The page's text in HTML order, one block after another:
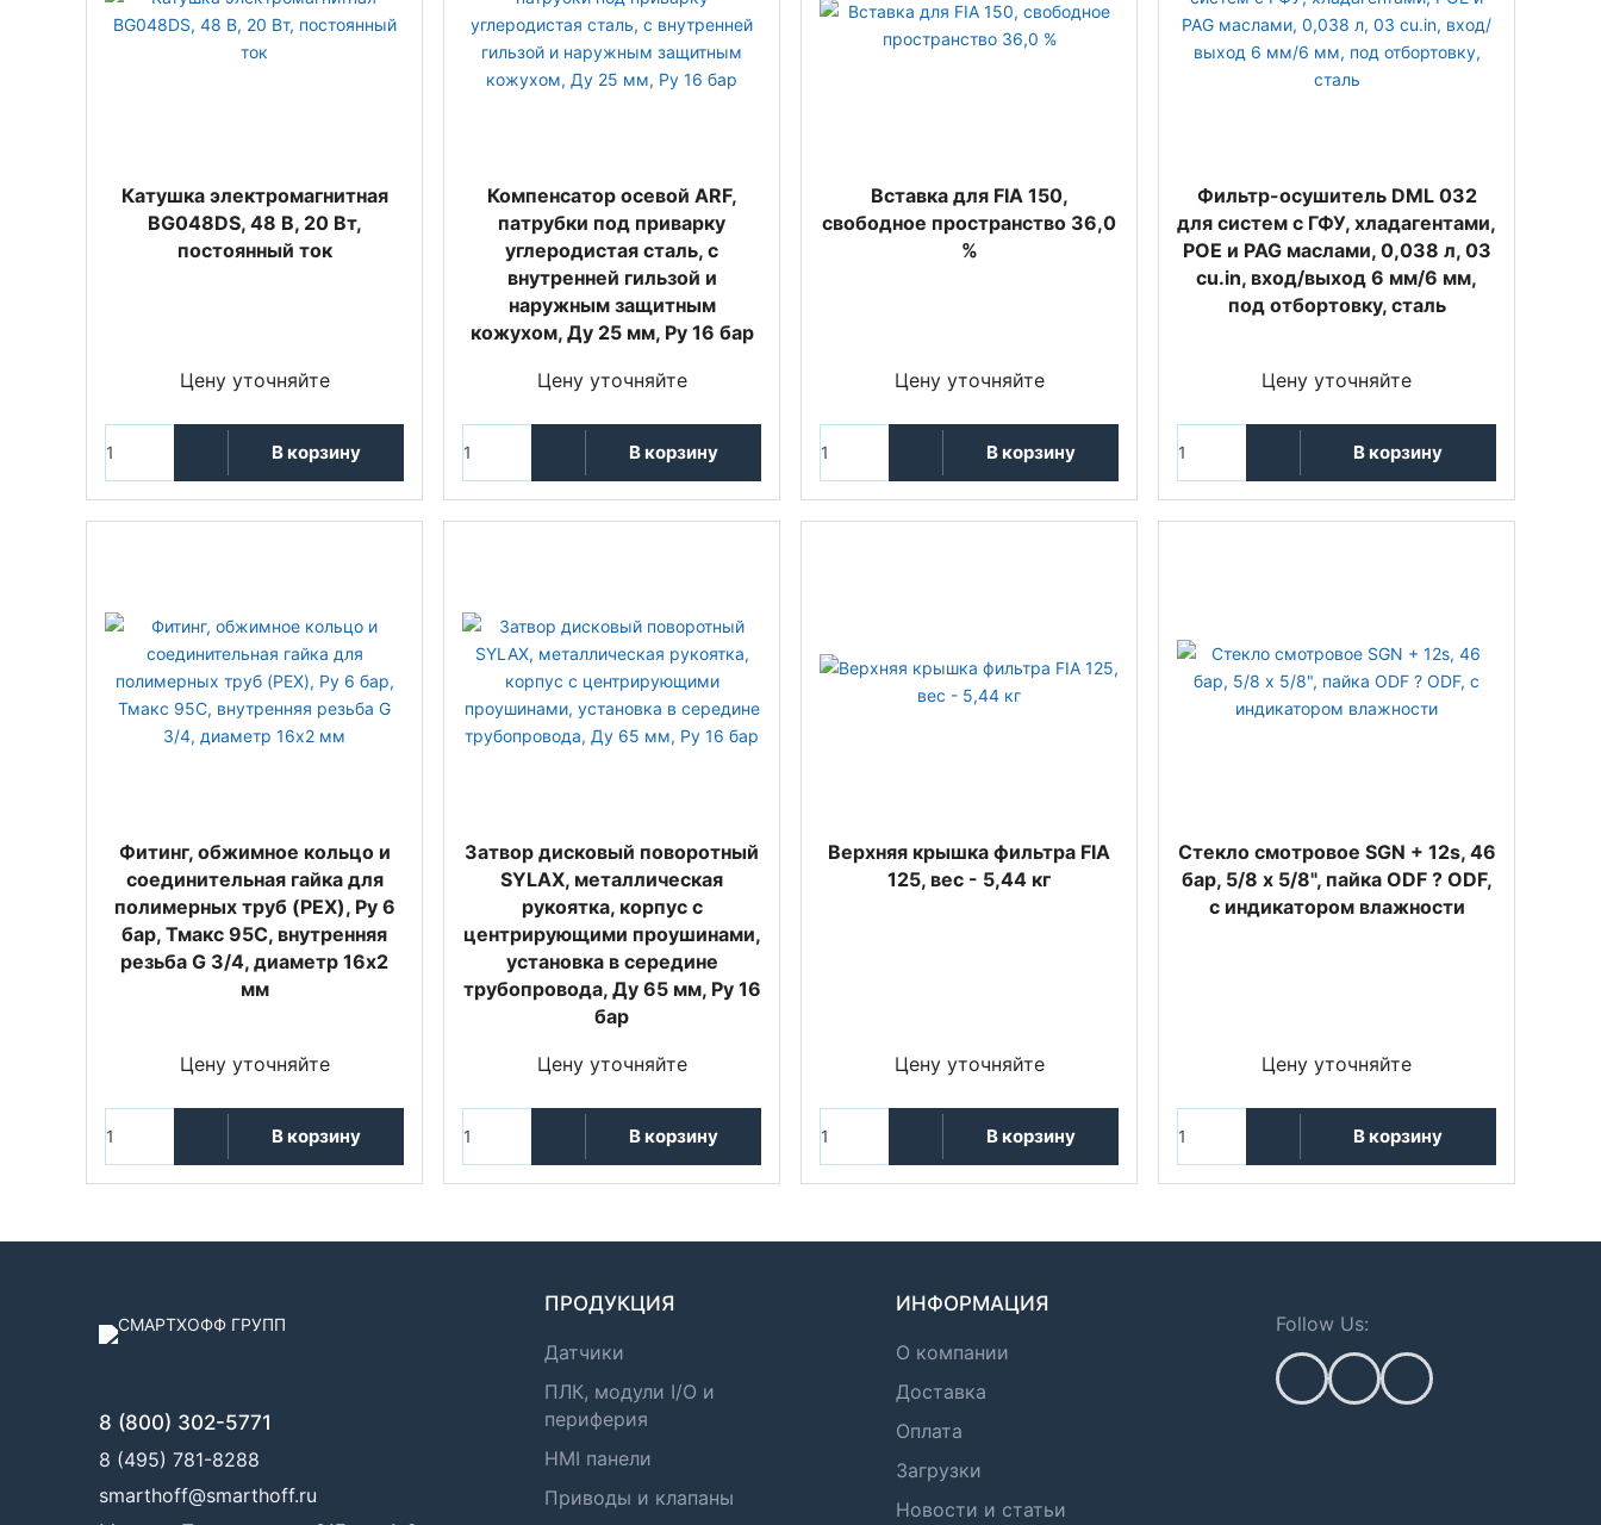
Катушка электромагнитная
BG048DS, 48 В, 20 Вт,
постоянный ток
Цену уточняйте
В корзину
Компенсатор осевой ARF,
патрубки под приварку
углеродистая сталь, с
внутренней гильзой и
наружным защитным
кожухом, Ду 25 мм, Ру 16 бар
Цену уточняйте
В корзину
Вставка для FIA 150,
свободное пространство 36,0
%
Цену уточняйте
В корзину
Фильтр-осушитель DML 032
для систем с ГФУ, хладагентами,
POE и PAG маслами, 0,038 л, 03
cu.in, вход/выход 6 мм/6 мм,
под отбортовку, сталь
Цену уточняйте
В корзину
Фитинг, обжимное кольцо и
соединительная гайка для
полимерных труб (PEX), Ру 6
бар, Тмакс 95С, внутренняя
резьба G 3/4, диаметр 16x2
мм
Цену уточняйте
В корзину
Затвор дисковый поворотный
SYLAX, металлическая
рукоятка, корпус с
центрирующими проушинами,
установка в середине
трубопровода, Ду 65 мм, Ру 16
бар
Цену уточняйте
В корзину
Верхняя крышка фильтра FIA
125, вес - 5,44 кг
Цену уточняйте
В корзину
Стекло смотровое SGN + 12s, 46
бар, 5/8 x 5/8", пайка ODF ? ODF,
с индикатором влажности
Цену уточняйте
В корзину
8 (800) 302-5771
8 (495) 781-8288
smarthoff@smarthoff.ru
ПРОДУКЦИЯ
Датчики
ПЛК, модули I/O и
периферия
HMI панели
Приводы и клапаны
ИНФОРМАЦИЯ
О компании
Доставка
Оплата
Загрузки
Новости и статьи
Follow Us: